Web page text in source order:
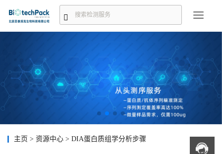
主页 > 资源中心 > DIA蛋白质组学分析步骤